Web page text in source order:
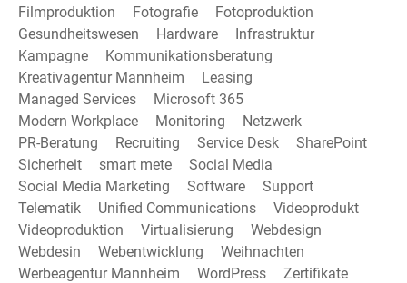
Filmproduktion
Fotografie
Fotoproduktion
Gesundheitswesen
Hardware
Infrastruktur
Kampagne
Kommunikationsberatung
Kreativagentur Mannheim
Leasing
Managed Services
Microsoft 365
Modern Workplace
Monitoring
Netzwerk
PR-Beratung
Recruiting Service Desk
SharePoint
Sicherheit
smart mete
Social Media
Social Media Marketing
Software
Support
Telematik
Unified Communications
Videoprodukt
Videoproduktion
Virtualisierung
Webdesign
Webdesin
Webentwicklung
Weihnachten
Werbeagentur Mannheim
WordPress
Zertifikate